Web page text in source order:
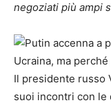
negoziati più ampi
Il presidente russo
suoi incontri con le